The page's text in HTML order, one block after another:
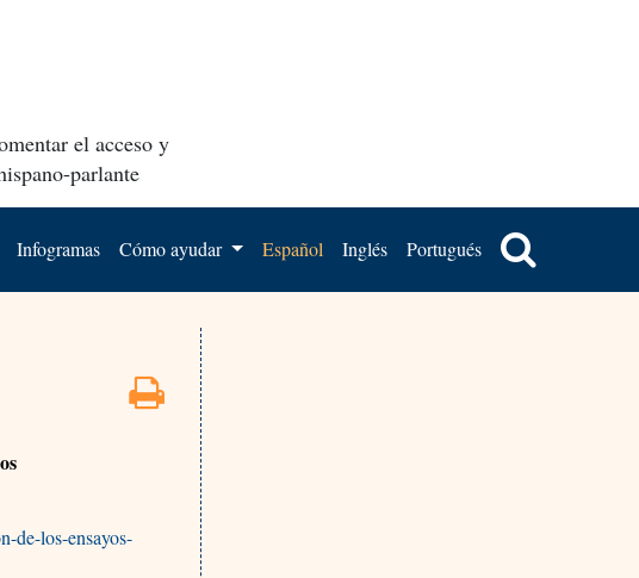
el acceso y
parlante
Infogramas Cómo ayudar Español Inglés Portugués
de-los-ensayos-